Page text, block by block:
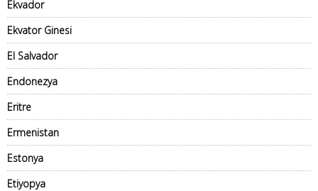
Ekvador
Ekvator Ginesi
El Salvador
Endonezya
Eritre
Ermenistan
Estonya
Etiyopya